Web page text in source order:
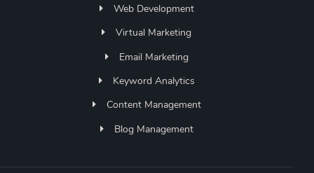
Web Development
Virtual Marketing
Email Marketing
Keyword Analytics
Content Management
Blog Management